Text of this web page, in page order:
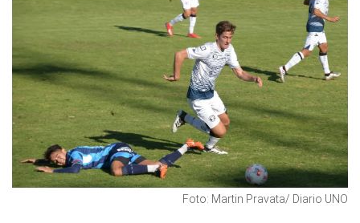
Foto: Martin Pravata/ Diario UNO